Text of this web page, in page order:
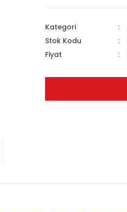
Kategori
Stok Kodu
Fiyat